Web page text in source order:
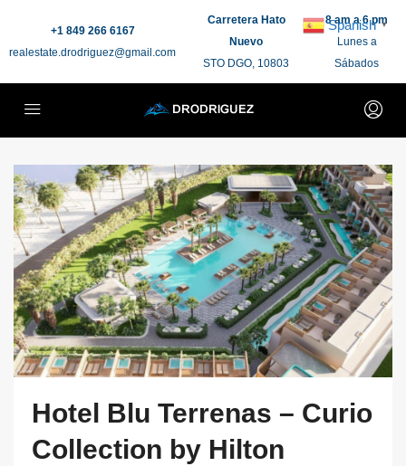
+1 849 266 6167
realestate.drodriguez@gmail.com
Carretera Hato
Nuevo
STO DGO, 10803
8 am a 6 pm
Lunes a
Sábados
Hotel Blu Terrenas – Curio
Collection by Hilton
Spanish ▼